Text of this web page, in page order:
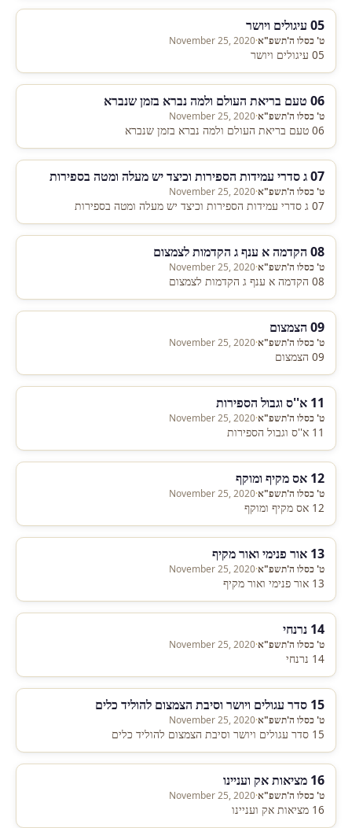
05 עיגולים ויושר
ט' כסלו ה'תשפ"א·
November 25, 2020
05 עיגולים ויושר
06 טעם בריאת העולם ולמה נברא בזמן שנברא
ט' כסלו ה'תשפ"א·
November 25, 2020
06 טעם בריאת העולם ולמה נברא בזמן שנברא
07 ג סדרי עמידות הספירות וכיצד יש מעלה ומטה בספירות
ט' כסלו ה'תשפ"א·
November 25, 2020
07 ג סדרי עמידות הספירות וכיצד יש מעלה ומטה בספירות
08 הקדמה א ענף ג הקדמות לצמצום
ט' כסלו ה'תשפ"א·
November 25, 2020
08 הקדמה א ענף ג הקדמות לצמצום
09 הצמצום
ט' כסלו ה'תשפ"א·
November 25, 2020
09 הצמצום
11 א''ס וגבול הספירות
ט' כסלו ה'תשפ"א·
November 25, 2020
11 א''ס וגבול הספירות
12 אס מקיף ומוקף
ט' כסלו ה'תשפ"א·
November 25, 2020
12 אס מקיף ומוקף
13 אור פנימי ואור מקיף
ט' כסלו ה'תשפ"א·
November 25, 2020
13 אור פנימי ואור מקיף
14 נרנחי
ט' כסלו ה'תשפ"א·
November 25, 2020
14 נרנחי
15 סדר עגולים ויושר וסיבת הצמצום להוליד כלים
ט' כסלו ה'תשפ"א·
November 25, 2020
15 סדר עגולים ויושר וסיבת הצמצום להוליד כלים
16 מציאות אק ועניינו
ט' כסלו ה'תשפ"א·
November 25, 2020
16 מציאות אק ועניינו